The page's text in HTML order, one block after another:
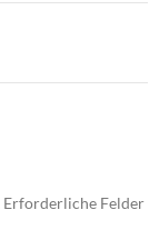
Erforderliche Felder